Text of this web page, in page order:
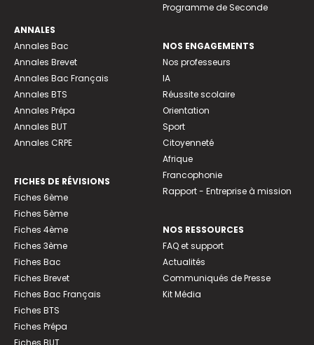
ANNALES
Annales Bac
Annales Brevet
Annales Bac Français
Annales BTS
Annales Prépa
Annales BUT
Annales CRPE
FICHES DE RÉVISIONS
Fiches 6ème
Fiches 5ème
Fiches 4ème
Fiches 3ème
Fiches Bac
Fiches Brevet
Fiches Bac Français
Fiches BTS
Fiches Prépa
Fiches BUT
Programme de Seconde
NOS ENGAGEMENTS
Nos professeurs
IA
Réussite scolaire
Orientation
Sport
Citoyenneté
Afrique
Francophonie
Rapport - Entreprise à mission
NOS RESSOURCES
FAQ et support
Actualités
Communiqués de Presse
Kit Média